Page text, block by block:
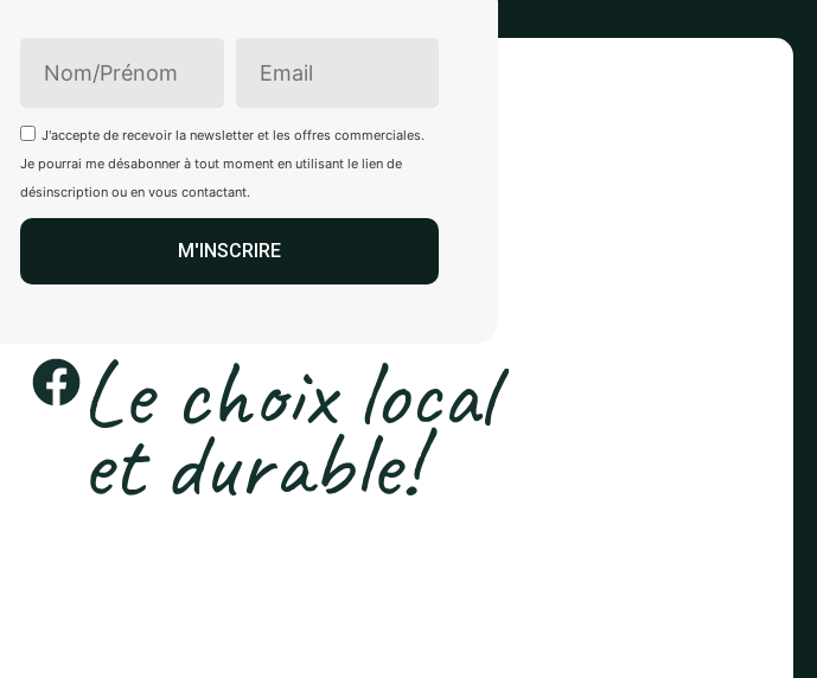
Le choix local
et durable!
J'accepte de recevoir la newsletter et les offres commerciales.
Je pourrai me désabonner à tout moment en utilisant le lien de
désinscription ou en vous contactant.
M'INSCRIRE